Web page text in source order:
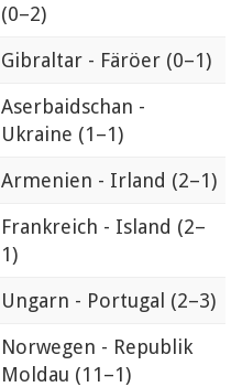
(0–2)
Gibraltar - Färöer (0–1)
Aserbaidschan -
Ukraine (1–1)
Armenien - Irland (2–1)
Frankreich - Island (2–
1)
Ungarn - Portugal (2–3)
Norwegen - Republik
Moldau (11–1)